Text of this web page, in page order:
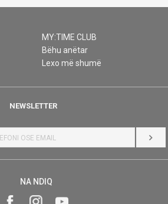
MY:TIME CLUB
Bëhu anëtar
Lexo më shumë
NEWSLETTER
HYR
NA NDIQ